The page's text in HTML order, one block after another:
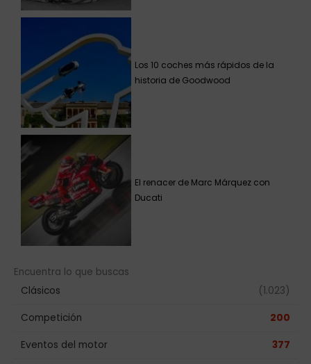
Los 10 coches más rápidos de la
historia de Goodwood
El renacer de Marc Márquez con
Ducati
Encuentra lo que buscas
Clásicos
(1.023)
Competición 200
Eventos del motor 377